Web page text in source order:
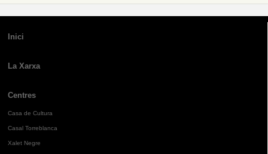
Inici
La Xarxa
Centres
Casa de Cultura
Casal Torreblanca
Xalet Negre